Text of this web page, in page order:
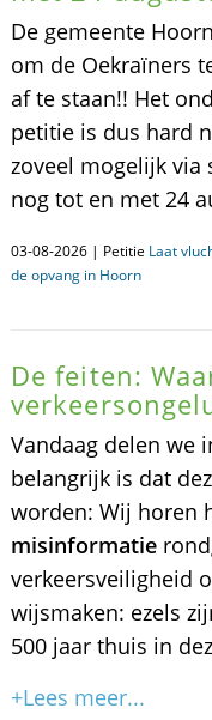
De gemeente
om de Oekraïners
af te staan!! Het
petitie is dus hard
zoveel mogelijk via
nog tot en met 24
03-08-2026 | Petitie Laat
de opvang in Hoorn
De feiten:
Vandaag delen we
belangrijk is dat
worden: Wij horen
misinformatie
verkeersveiligheid
wijsmaken: ezels
500 jaar thuis in
+Lees meer...